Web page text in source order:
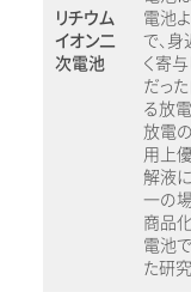
リチウム
イオン二
次電池
電池
で、
く寄
だっ
る放
放電
用上
解液
一の
商品
電池
た研